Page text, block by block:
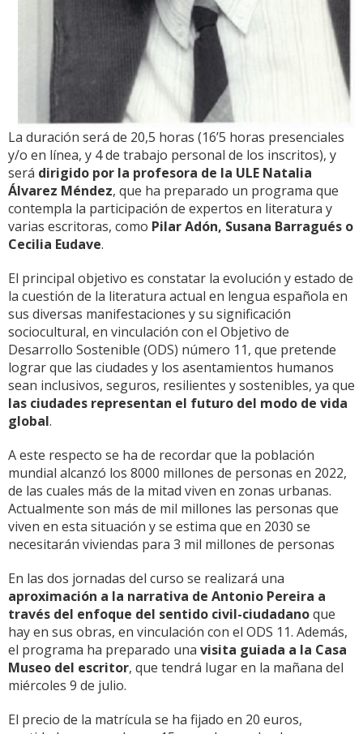
La duración será de 20,5 horas (16’5 horas presenciales
y/o en línea, y 4 de trabajo personal de los inscritos), y
será dirigido por la profesora de la ULE Natalia
Álvarez Méndez, que ha preparado un programa que
contempla la participación de expertos en literatura y
varias escritoras, como Pilar Adón, Susana Barragués o
Cecilia Eudave.
El principal objetivo es constatar la evolución y estado de
la cuestión de la literatura actual en lengua española en
sus diversas manifestaciones y su significación
sociocultural, en vinculación con el Objetivo de
Desarrollo Sostenible (ODS) número 11, que pretende
lograr que las ciudades y los asentamientos humanos
sean inclusivos, seguros, resilientes y sostenibles, ya que
las ciudades representan el futuro del modo de vida
global.
A este respecto se ha de recordar que la población
mundial alcanzó los 8000 millones de personas en 2022,
de las cuales más de la mitad viven en zonas urbanas.
Actualmente son más de mil millones las personas que
viven en esta situación y se estima que en 2030 se
necesitarán viviendas para 3 mil millones de personas
En las dos jornadas del curso se realizará una
aproximación a la narrativa de Antonio Pereira a
través del enfoque del sentido civil-ciudadanoque
hay en sus obras, en vinculación con el ODS 11. Además,
el programa ha preparado una visita guiada a la Casa
Museo del escritor, que tendrá lugar en la mañana del
miércoles 9 de julio.
El precio de la matrícula se ha fijado en 20 euros,